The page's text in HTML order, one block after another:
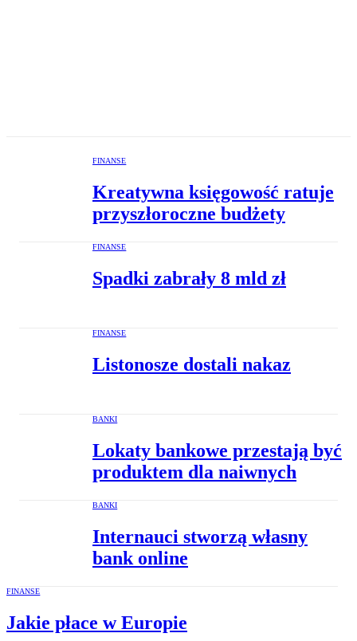
FINANSE
Kreatywna księgowość ratuje
przyszłoroczne budżety
FINANSE
Spadki zabrały 8 mld zł
FINANSE
Listonosze dostali nakaz
BANKI
Lokaty bankowe przestają być
produktem dla naiwnych
BANKI
Internauci stworzą własny
bank online
FINANSE
Jakie płace w Europie